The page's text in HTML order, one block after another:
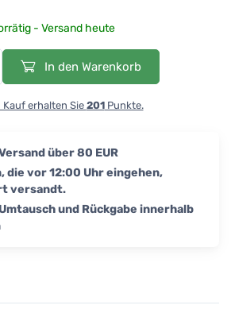
- Versand heute
In den Warenkorb
Kauf erhalten Sie 201Punkte.
über 80 EUR
die vor 12:00 Uhr eingehen,
versandt.
und Rückgabe innerhalb